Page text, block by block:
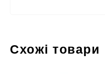
Схожі товари